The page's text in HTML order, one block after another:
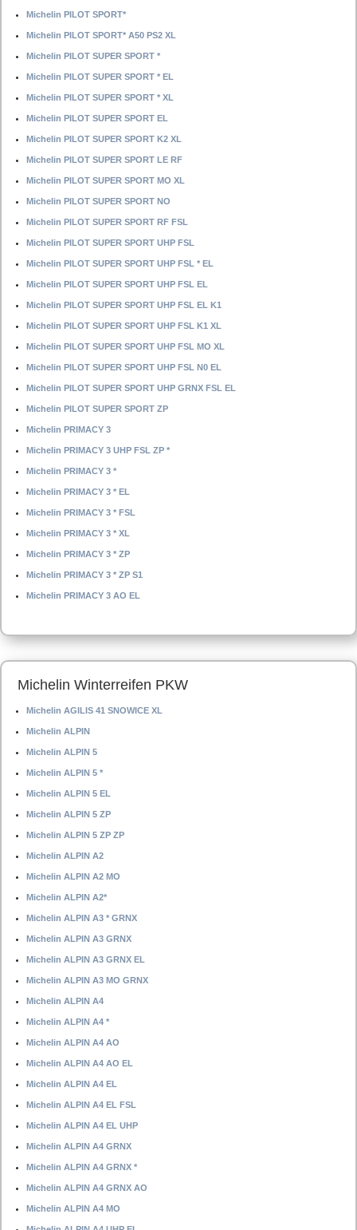
Michelin PILOT SPORT*
Michelin PILOT SPORT* A50 PS2 XL
Michelin PILOT SUPER SPORT *
Michelin PILOT SUPER SPORT * EL
Michelin PILOT SUPER SPORT * XL
Michelin PILOT SUPER SPORT EL
Michelin PILOT SUPER SPORT K2 XL
Michelin PILOT SUPER SPORT LE RF
Michelin PILOT SUPER SPORT MO XL
Michelin PILOT SUPER SPORT NO
Michelin PILOT SUPER SPORT RF FSL
Michelin PILOT SUPER SPORT UHP FSL
Michelin PILOT SUPER SPORT UHP FSL * EL
Michelin PILOT SUPER SPORT UHP FSL EL
Michelin PILOT SUPER SPORT UHP FSL EL K1
Michelin PILOT SUPER SPORT UHP FSL K1 XL
Michelin PILOT SUPER SPORT UHP FSL MO XL
Michelin PILOT SUPER SPORT UHP FSL N0 EL
Michelin PILOT SUPER SPORT UHP GRNX FSL EL
Michelin PILOT SUPER SPORT ZP
Michelin PRIMACY 3
Michelin PRIMACY 3 UHP FSL ZP *
Michelin PRIMACY 3 *
Michelin PRIMACY 3 * EL
Michelin PRIMACY 3 * FSL
Michelin PRIMACY 3 * XL
Michelin PRIMACY 3 * ZP
Michelin PRIMACY 3 * ZP S1
Michelin PRIMACY 3 AO EL
Michelin Winterreifen PKW
Michelin AGILIS 41 SNOWICE XL
Michelin ALPIN
Michelin ALPIN 5
Michelin ALPIN 5 *
Michelin ALPIN 5 EL
Michelin ALPIN 5 ZP
Michelin ALPIN 5 ZP ZP
Michelin ALPIN A2
Michelin ALPIN A2 MO
Michelin ALPIN A2*
Michelin ALPIN A3 * GRNX
Michelin ALPIN A3 GRNX
Michelin ALPIN A3 GRNX EL
Michelin ALPIN A3 MO GRNX
Michelin ALPIN A4
Michelin ALPIN A4 *
Michelin ALPIN A4 AO
Michelin ALPIN A4 AO EL
Michelin ALPIN A4 EL
Michelin ALPIN A4 EL FSL
Michelin ALPIN A4 EL UHP
Michelin ALPIN A4 GRNX
Michelin ALPIN A4 GRNX *
Michelin ALPIN A4 GRNX AO
Michelin ALPIN A4 MO